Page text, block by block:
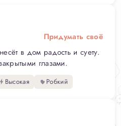
Придумать своё
в дом радость и суету.
глазами.
Высокая Робкий